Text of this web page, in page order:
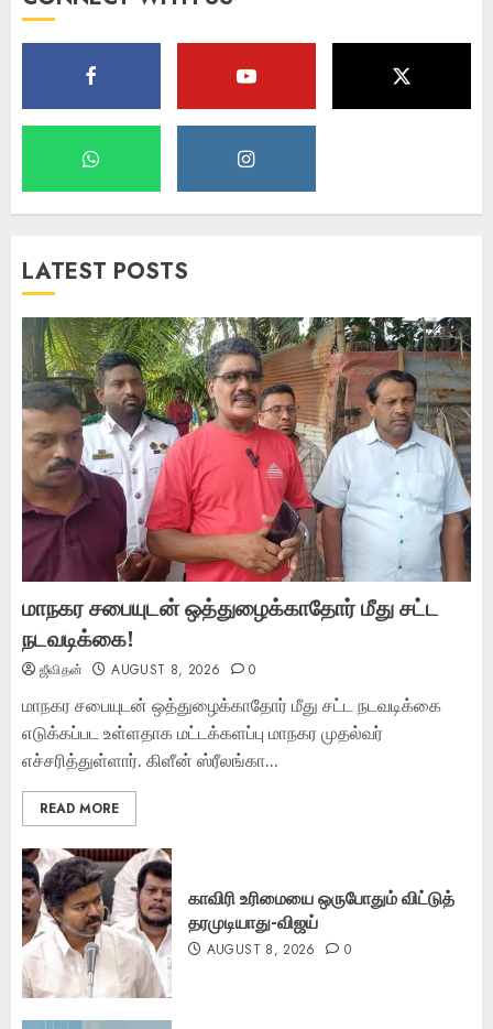
LATEST POSTS
மாநகர சபையுடன் ஒத்துழைக்காதோர் மீது சட்ட
நடவடிக்கை!
ஜீவிதன் AUGUST 8, 2026 0
மாநகர சபையுடன் ஒத்துழைக்காதோர் மீது சட்ட நடவடிக்கை
எடுக்கப்பட உள்ளதாக மட்டக்களப்பு மாநகர முதல்வர்
எச்சரித்துள்ளார். கிளீன் ஸ்ரீலங்கா...
READ MORE
காவிரி உரிமையை ஒருபோதும் விட்டுத்
தரமுடியாது-விஜய்
AUGUST 8, 2026 0